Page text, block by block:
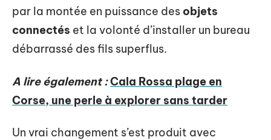
par la montée en puissance des objets
connectés et la volonté d’installer un bureau
débarrassé des fils superflus.
A lire également :Cala Rossa plage en
Corse, une perle à explorer sans tarder
Un vrai changement s’est produit avec